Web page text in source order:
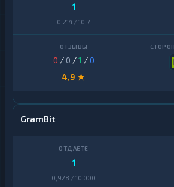
1
0,214 / 10,7
0 / 0 /1 /0
4,9 ★
GramBit
1
0,928 / 10 000